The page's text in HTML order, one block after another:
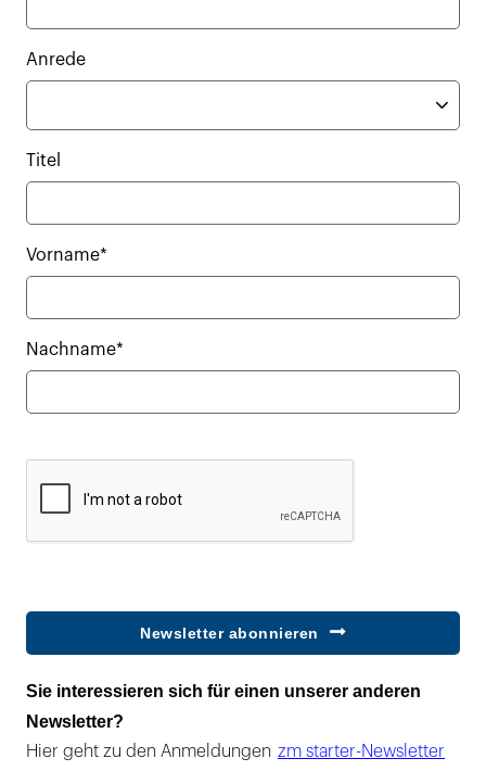
Anrede
Titel
Vorname*
Nachname*
Newsletter abonnieren
Sie interessieren sich für einen unserer anderen
Newsletter?
Hier geht zu den Anmeldungen zm starter-Newsletter